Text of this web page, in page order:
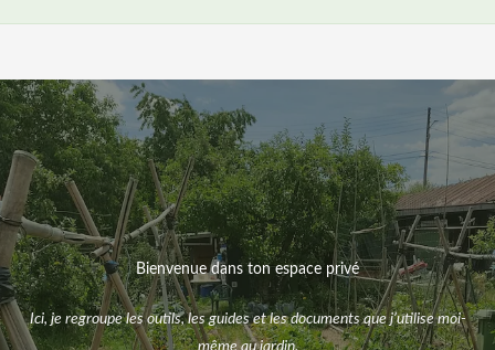
Bienvenue dans ton espace privé
Ici, je regroupe les outils, les guides et les documents que j’utilise moi-